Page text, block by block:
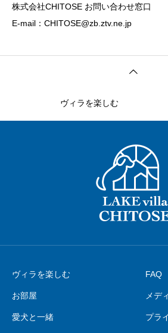
株式会社CHITOSE お問い合わせ窓口
E-mail：CHITOSE@zb.ztv.ne.jp
ヴィラを楽しむ
ヴィラを楽しむ
お部屋
愛犬と一緒
FAQ
メデ
プラ